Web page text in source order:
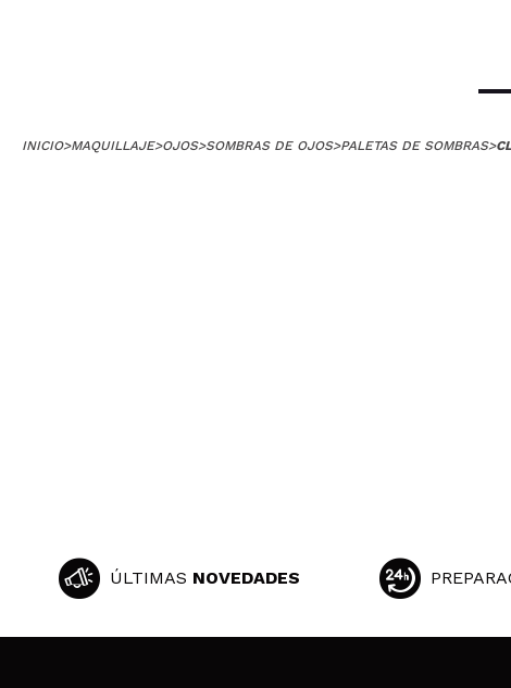
INICIO>MAQUILLAJE>OJOS>SOMBRAS DE OJOS>PALETAS DE SOMBRAS>
ÚLTIMAS NOVEDADES